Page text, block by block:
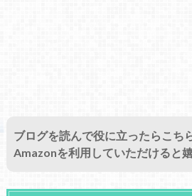
ブログを読んで役に立ったらこち
Amazonを利用していただけると